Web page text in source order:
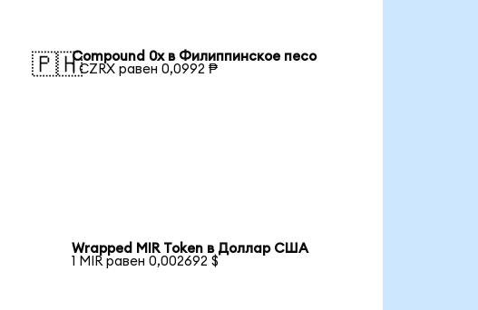
🇵🇭Compound 0x в Филиппинское песо
1 CZRX равен 0,0992 ₱
Wrapped MIR Token в Доллар США
1 MIR равен 0,002692 $